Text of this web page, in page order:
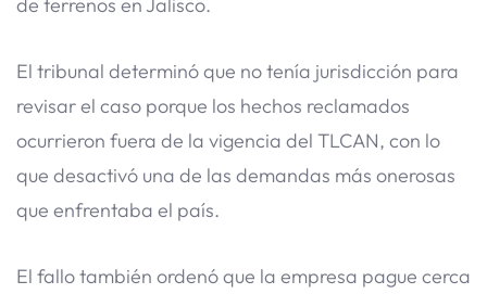
de terrenos en Jalisco.
El tribunal determinó que no tenía jurisdicción para
revisar el caso porque los hechos reclamados
ocurrieron fuera de la vigencia del TLCAN, con lo
que desactivó una de las demandas más onerosas
que enfrentaba el país.
El fallo también ordenó que la empresa pague cerca